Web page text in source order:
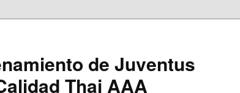
de Juventus
Thai AAA